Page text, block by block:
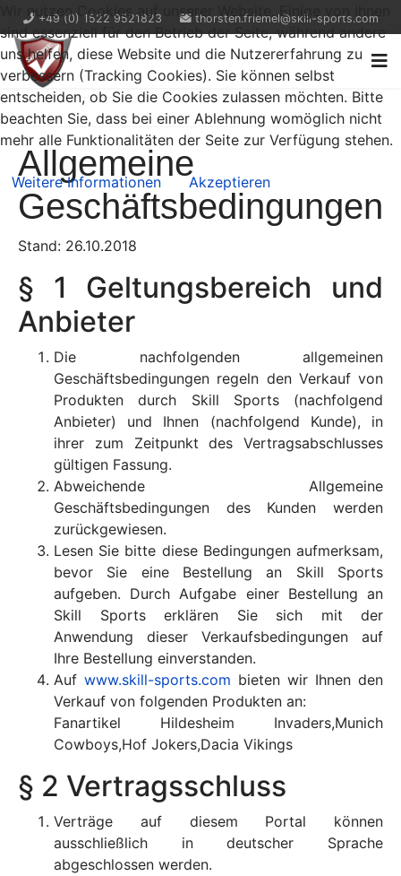
+49 (0) 1522 9521823 thorsten.friemel@skill-sports.com
Allgemeine
Geschäftsbedingungen
Stand: 26.10.2018
§ 1 Geltungsbereich und
Anbieter
Die nachfolgenden allgemeinen
Geschäftsbedingungen regeln den Verkauf von
Produkten durch Skill Sports (nachfolgend
Anbieter) und Ihnen (nachfolgend Kunde), in
ihrer zum Zeitpunkt des Vertragsabschlusses
gültigen Fassung.
Abweichende Allgemeine
Geschäftsbedingungen des Kunden werden
zurückgewiesen.
Lesen Sie bitte diese Bedingungen aufmerksam,
bevor Sie eine Bestellung an Skill Sports
aufgeben. Durch Aufgabe einer Bestellung an
Skill Sports erklären Sie sich mit der
Anwendung dieser Verkaufsbedingungen auf
Ihre Bestellung einverstanden.
Auf www.skill-sports.com bieten wir Ihnen den
Verkauf von folgenden Produkten an:
Fanartikel Hildesheim Invaders,Munich
Cowboys,Hof Jokers,Dacia Vikings
§ 2 Vertragsschluss
Verträge auf diesem Portal können
ausschließlich in deutscher Sprache
abgeschlossen werden.
Wir nutzen Cookies auf unserer Website. Einige von ihnen
sind essenziell für den Betrieb der Seite, während andere
uns helfen, diese Website und die Nutzererfahrung zu
verbessern (Tracking Cookies). Sie können selbst
entscheiden, ob Sie die Cookies zulassen möchten. Bitte
beachten Sie, dass bei einer Ablehnung womöglich nicht
mehr alle Funktionalitäten der Seite zur Verfügung stehen.
Weitere Informationen Akzeptieren